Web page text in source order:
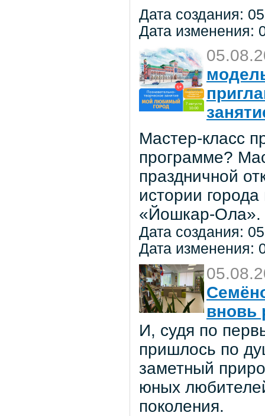
Дата создания:
Дата изменения:
Мастер-класс
программе?
праздничной
истории
«Йошкар-Ола».
Дата создания:
Дата изменения:
вновь
И, судя по
пришлось по
заметный
юных
поколения.